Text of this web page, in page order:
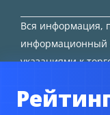
Вся информация,
информационный
указаниями к